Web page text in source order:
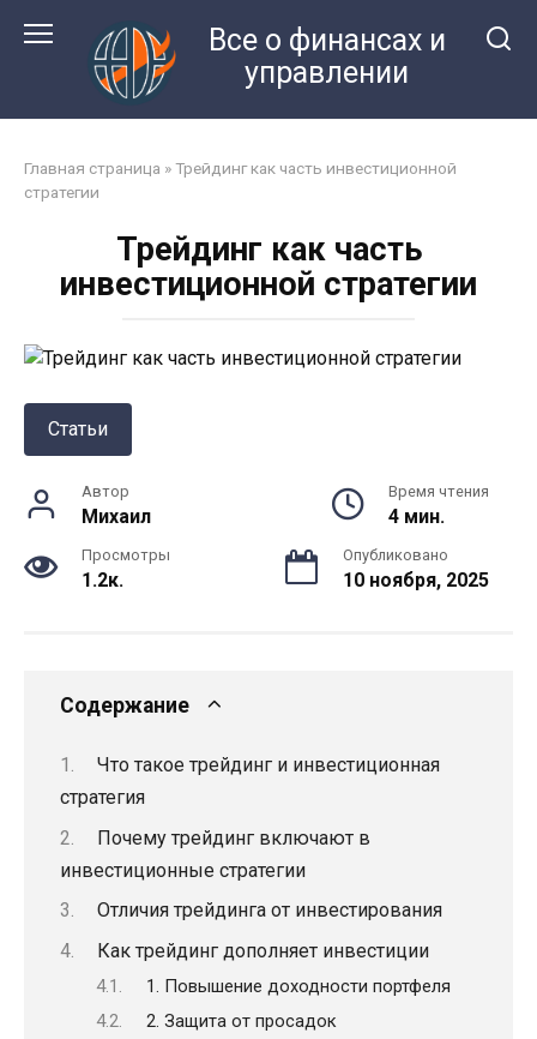
Все о финансах и
управлении
Главная страница »Трейдинг как часть инвестиционной
стратегии
Трейдинг как часть
инвестиционной стратегии
Статьи
Автор
Михаил
Время чтения
4 мин.
Просмотры
1.2к.
Опубликовано
10 ноября, 2025
Содержание
Что такое трейдинг и инвестиционная
стратегия
Почему трейдинг включают в
инвестиционные стратегии
Отличия трейдинга от инвестирования
Как трейдинг дополняет инвестиции
1. Повышение доходности портфеля
2. Защита от просадок